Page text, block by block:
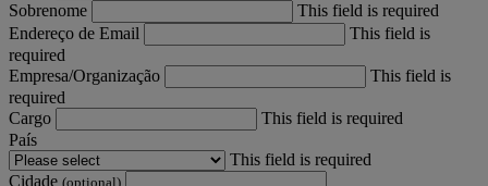
Sobrenome
This field is required
Endereço de Email
This field is
required
Empresa/Organização
This field is
required
Cargo
This field is required
País
This field is required
Cidade (optional)